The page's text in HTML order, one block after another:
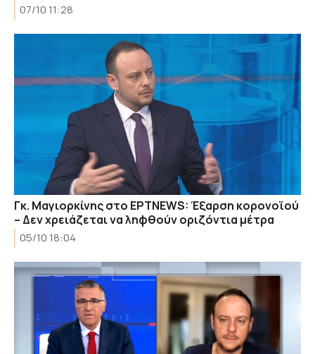
07/10 11:28
Γκ. Μαγιορκίνης στο ΕΡΤΝΕWS: Έξαρση κορονοϊού
– Δεν χρειάζεται να ληφθούν οριζόντια μέτρα
05/10 18:04